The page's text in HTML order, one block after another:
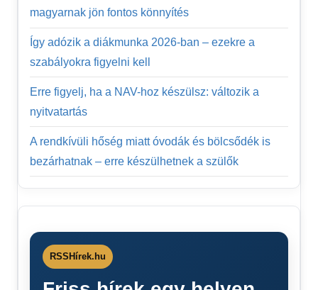
magyarnak jön fontos könnyítés
Így adózik a diákmunka 2026-ban – ezekre a
szabályokra figyelni kell
Erre figyelj, ha a NAV-hoz készülsz: változik a
nyitvatartás
A rendkívüli hőség miatt óvodák és bölcsődék is
bezárhatnak – erre készülhetnek a szülők
RSSHírek.hu